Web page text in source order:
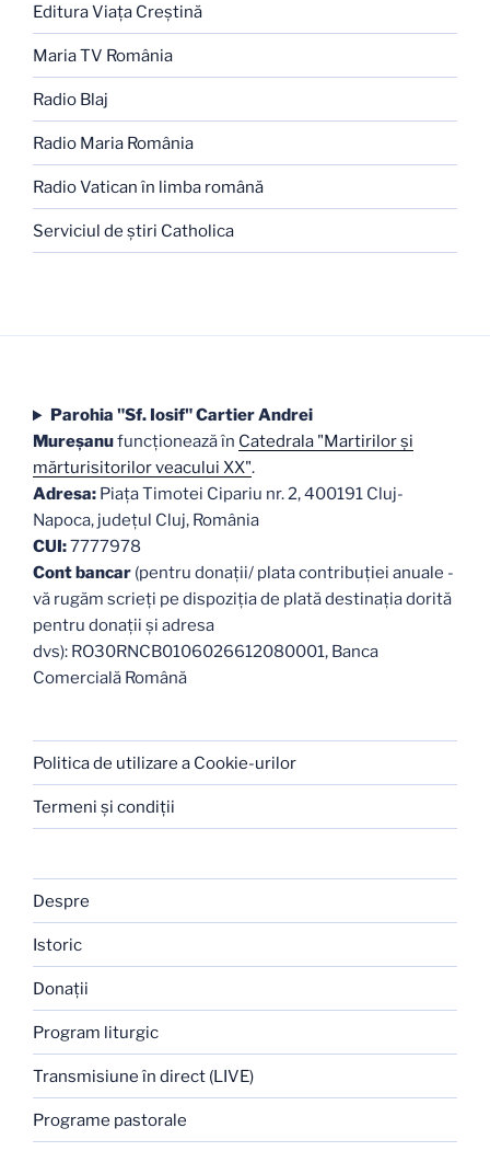
Editura Viaţa Creştină
Maria TV România
Radio Blaj
Radio Maria România
Radio Vatican în limba română
Serviciul de ştiri Catholica
Parohia "Sf. Iosif" Cartier Andrei
Mureşanufuncţionează în Catedrala "Martirilor şi
mărturisitorilor veacului XX".
Adresa: Piaţa Timotei Cipariu nr. 2, 400191 Cluj-
Napoca, judeţul Cluj, România
CUI:7777978
Cont bancar (pentru donații/ plata contribuției anuale -
vă rugăm scrieți pe dispoziția de plată destinația dorită
pentru donații și adresa
dvs): RO30RNCB0106026612080001, Banca
Comercială Română
Politica de utilizare a Cookie-urilor
Termeni şi condiţii
Despre
Istoric
Donaţii
Program liturgic
Transmisiune în direct (LIVE)
Programe pastorale